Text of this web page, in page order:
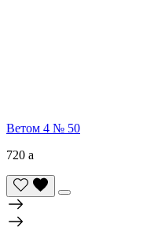
Ветом 4 № 50
720 a